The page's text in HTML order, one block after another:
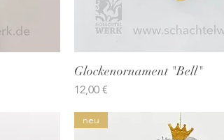
Schnellansicht
Glockenornament "Bell"
Preis
12,00 €
neu